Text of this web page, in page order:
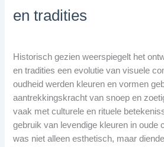
en tradities
Historisch gezien weerspiegelt het
en tradities een evolutie van visuele
oudheid werden kleuren en vormen
aantrekkingskracht van snoep en
vaak met culturele en rituele
gebruik van levendige kleuren in oude
was niet alleen esthetisch, maar